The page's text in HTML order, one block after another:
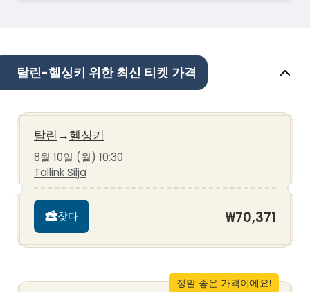
탈린-헬싱키 위한 최신 티켓 가격
탈린 →헬싱키
8월 10일 (월) 10:30
Tallink Silja
찾다 ₩70,371
정말 좋은 가격이에요!